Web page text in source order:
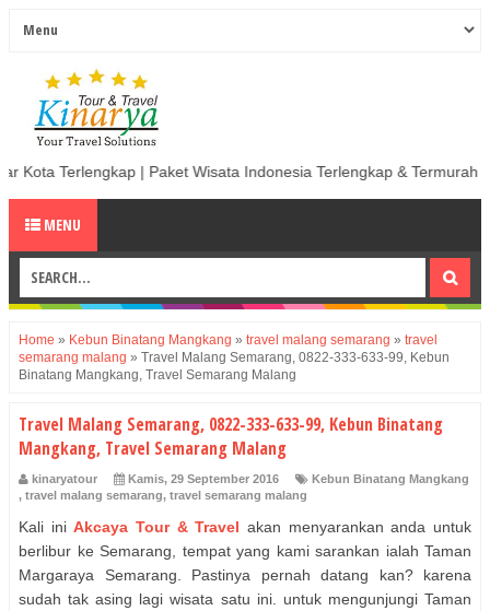
| Paket Wisata Indonesia Terlengkap & Termurah | Sewa Mobil
MENU
Home » Kebun Binatang Mangkang » travel malang semarang » travel
semarang malang » Travel Malang Semarang, 0822-333-633-99, Kebun
Binatang Mangkang, Travel Semarang Malang
Travel Malang Semarang, 0822-333-633-99, Kebun Binatang
Mangkang, Travel Semarang Malang
kinaryatour Kamis, 29 September 2016
Kebun Binatang Mangkang
, travel malang semarang, travel semarang malang
Kali iniAkcaya Tour & Travel akan menyarankan anda untuk
berlibur ke Semarang, tempat yang kami sarankan ialah Taman
Margaraya Semarang. Pastinya pernah datang kan? karena
sudah tak asing lagi wisata satu ini. untuk mengunjungi Taman